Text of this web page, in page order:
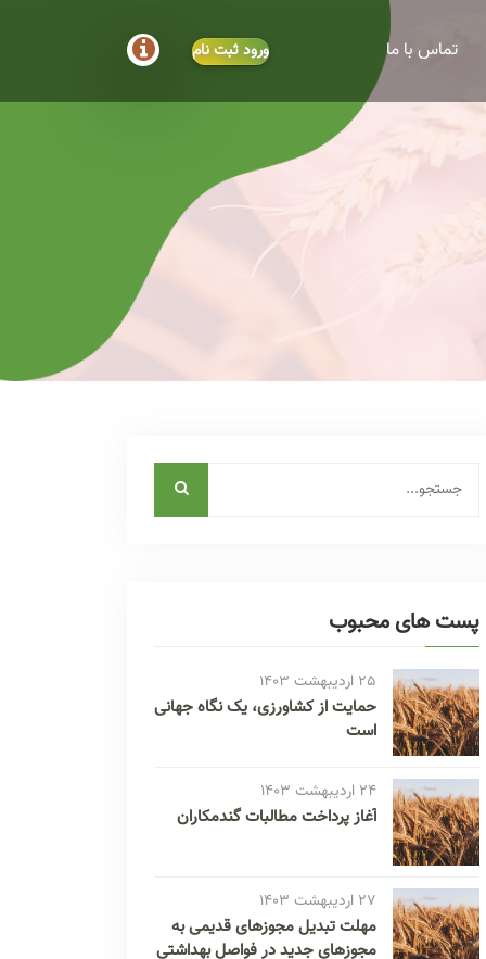
تماس با ما ورودثبت نام
پست های محبوب
25 اردیبهشت 1403
حمایت از کشاورزی، یک نگاه جهانی
است
24 اردیبهشت 1403
آغاز پرداخت مطالبات گندمکاران
27 اردیبهشت 1403
مهلت تبدیل مجوز‌های قدیمی به
مجوز‌های جدید در فواصل بهداشتی